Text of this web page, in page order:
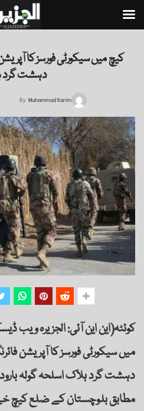
کیچ میں سیکورٹی فورسز کا
دہشت
By Muhammad Karim
کوئٹہ(این این آئی: الجزیرہ
میں سیکورٹی فورسز کا آپریشن
دہشت گرد ہلاک اسلحہ گولہ
مطابق بلوچستان کے ضلع کیچ